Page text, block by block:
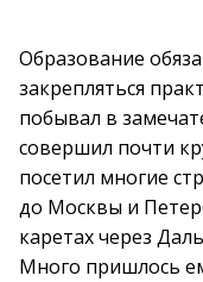
Образование
закрепляться
побывал в
совершил почти
посетил многие
до Москвы и
каретах через
Много пришлось